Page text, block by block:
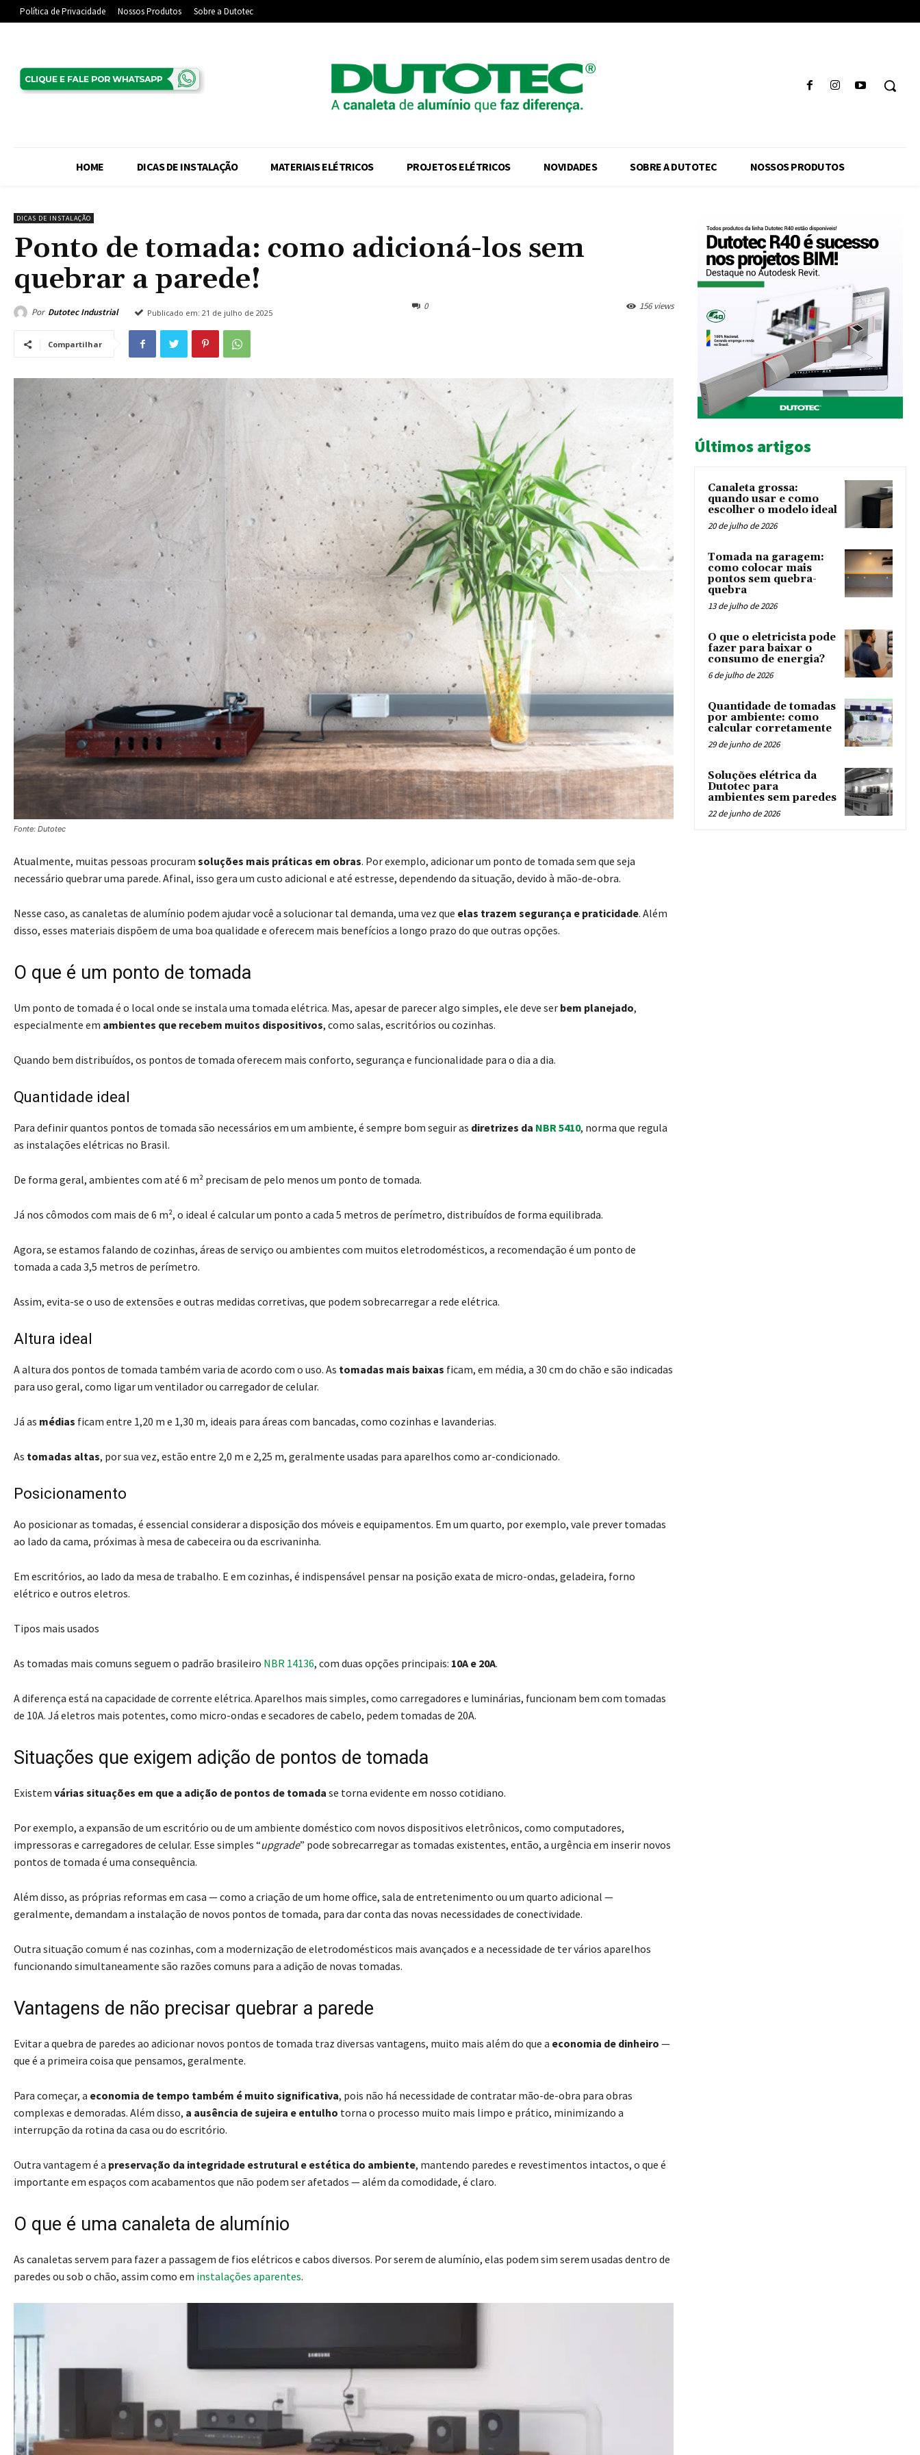
Política de Privacidade Nossos Produtos Sobre a Dutotec
HOME DICAS DE INSTALAÇÃO MATERIAIS ELÉTRICOS PROJETOS ELÉTRICOS NOVIDADES SOBRE A DUTOTEC NOSSOS PRODUTOS
DICAS DE INSTALAÇÃO
Ponto de tomada: como adicioná-los sem
quebrar a parede!
Por Dutotec Industrial Publicado em: 21 de julho de 2025
0 156 views
Compartilhar
Fonte: Dutotec
Atualmente, muitas pessoas procuram soluções mais práticas em obras. Por exemplo, adicionar um ponto de tomada sem que seja
necessário quebrar uma parede. Afinal, isso gera um custo adicional e até estresse, dependendo da situação, devido à mão-de-obra.
Nesse caso, as canaletas de alumínio podem ajudar você a solucionar tal demanda, uma vez que elas trazem segurança e praticidade. Além
disso, esses materiais dispõem de uma boa qualidade e oferecem mais benefícios a longo prazo do que outras opções.
O que é um ponto de tomada
Um ponto de tomada é o local onde se instala uma tomada elétrica. Mas, apesar de parecer algo simples, ele deve ser bem planejado,
especialmente em ambientes que recebem muitos dispositivos, como salas, escritórios ou cozinhas.
Quando bem distribuídos, os pontos de tomada oferecem mais conforto, segurança e funcionalidade para o dia a dia.
Quantidade ideal
Para definir quantos pontos de tomada são necessários em um ambiente, é sempre bom seguir as diretrizes da NBR 5410, norma que regula
as instalações elétricas no Brasil.
De forma geral, ambientes com até 6 m² precisam de pelo menos um ponto de tomada.
Já nos cômodos com mais de 6 m², o ideal é calcular um ponto a cada 5 metros de perímetro, distribuídos de forma equilibrada.
Agora, se estamos falando de cozinhas, áreas de serviço ou ambientes com muitos eletrodomésticos, a recomendação é um ponto de
tomada a cada 3,5 metros de perímetro.
Assim, evita-se o uso de extensões e outras medidas corretivas, que podem sobrecarregar a rede elétrica.
Altura ideal
A altura dos pontos de tomada também varia de acordo com o uso. As tomadas mais baixas ficam, em média, a 30 cm do chão e são indicadas
para uso geral, como ligar um ventilador ou carregador de celular.
Já as médias ficam entre 1,20 m e 1,30 m, ideais para áreas com bancadas, como cozinhas e lavanderias.
As tomadas altas, por sua vez, estão entre 2,0 m e 2,25 m, geralmente usadas para aparelhos como ar-condicionado.
Posicionamento
Ao posicionar as tomadas, é essencial considerar a disposição dos móveis e equipamentos. Em um quarto, por exemplo, vale prever tomadas
ao lado da cama, próximas à mesa de cabeceira ou da escrivaninha.
Em escritórios, ao lado da mesa de trabalho. E em cozinhas, é indispensável pensar na posição exata de micro-ondas, geladeira, forno
elétrico e outros eletros.
Tipos mais usados
As tomadas mais comuns seguem o padrão brasileiro NBR 14136, com duas opções principais: 10A e 20A.
A diferença está na capacidade de corrente elétrica. Aparelhos mais simples, como carregadores e luminárias, funcionam bem com tomadas
de 10A. Já eletros mais potentes, como micro-ondas e secadores de cabelo, pedem tomadas de 20A.
Situações que exigem adição de pontos de tomada
Existem várias situações em que a adição de pontos de tomada se torna evidente em nosso cotidiano.
Por exemplo, a expansão de um escritório ou de um ambiente doméstico com novos dispositivos eletrônicos, como computadores,
impressoras e carregadores de celular. Esse simples “upgrade” pode sobrecarregar as tomadas existentes, então, a urgência em inserir novos
pontos de tomada é uma consequência.
Além disso, as próprias reformas em casa — como a criação de um home office, sala de entretenimento ou um quarto adicional —
geralmente, demandam a instalação de novos pontos de tomada, para dar conta das novas necessidades de conectividade.
Outra situação comum é nas cozinhas, com a modernização de eletrodomésticos mais avançados e a necessidade de ter vários aparelhos
funcionando simultaneamente são razões comuns para a adição de novas tomadas.
Vantagens de não precisar quebrar a parede
Evitar a quebra de paredes ao adicionar novos pontos de tomada traz diversas vantagens, muito mais além do que a economia de dinheiro —
que é a primeira coisa que pensamos, geralmente.
Para começar, a economia de tempo também é muito significativa, pois não há necessidade de contratar mão-de-obra para obras
complexas e demoradas. Além disso, a ausência de sujeira e entulho torna o processo muito mais limpo e prático, minimizando a
interrupção da rotina da casa ou do escritório.
Outra vantagem é a preservação da integridade estrutural e estética do ambiente, mantendo paredes e revestimentos intactos, o que é
importante em espaços com acabamentos que não podem ser afetados — além da comodidade, é claro.
O que é uma canaleta de alumínio
As canaletas servem para fazer a passagem de fios elétricos e cabos diversos. Por serem de alumínio, elas podem sim serem usadas dentro de
paredes ou sob o chão, assim como em instalações aparentes.
Últimos artigos
Canaleta grossa:
quando usar e como
escolher o modelo ideal
20 de julho de 2026
Tomada na garagem:
como colocar mais
pontos sem quebra-
quebra
13 de julho de 2026
O que o eletricista pode
fazer para baixar o
consumo de energia?
6 de julho de 2026
Quantidade de tomadas
por ambiente: como
calcular corretamente
29 de junho de 2026
Soluções elétrica da
Dutotec para
ambientes sem paredes
22 de junho de 2026